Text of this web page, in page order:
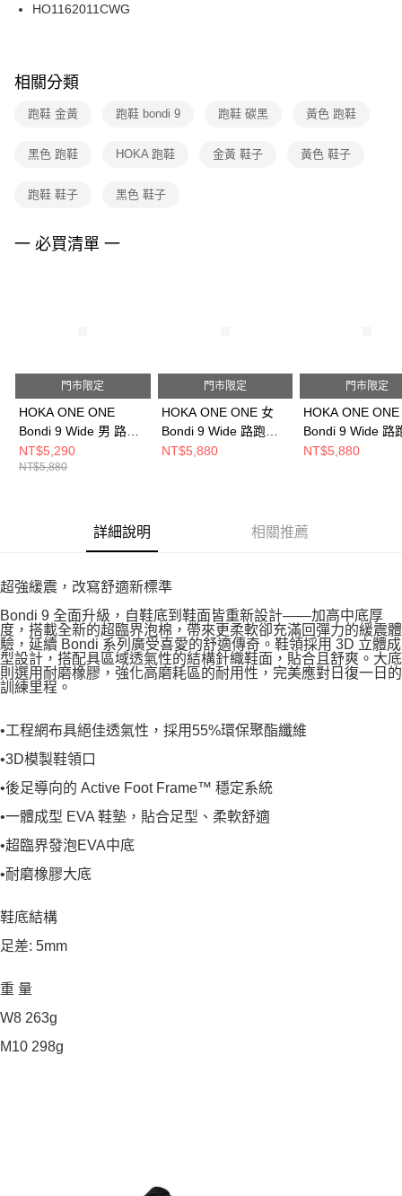
HO1162011CWG
相關分類
跑鞋 金黃 跑鞋 bondi 9 跑鞋 碳黑 黃色 跑鞋
黑色 跑鞋 HOKA 跑鞋 金黃 鞋子 黃色 鞋子
跑鞋 鞋子 黑色 鞋子
一 必買清單 一
門市限定
HOKA ONE ONE
Bondi 9 Wide 男 路跑
鞋 泥灰/霓黃
HO1162013GYZ
NT$5,290
NT$5,880
門市限定
HOKA ONE ONE 女
Bondi 9 Wide 路跑鞋
黑 HO1162014BBLC
NT$5,880
門市限定
HOKA ONE
Bondi 9 Wide 路
黑
NT$5,880
詳細說明 相關推薦
超強緩震，改寫舒適新標準
Bondi 9 全面升級，自鞋底到鞋面皆重新設計——加高中底厚
度，搭載全新的超臨界泡棉，帶來更柔軟卻充滿回彈力的緩震體
驗，延續 Bondi 系列廣受喜愛的舒適傳奇。鞋領採用 3D 立體成
型設計，搭配具區域透氣性的結構針織鞋面，貼合且舒爽。大底
則選用耐磨橡膠，強化高磨耗區的耐用性，完美應對日復一日的
訓練里程。
•工程網布具絕佳透氣性，採用55%環保聚酯纖維
•3D模製鞋領口
•後足導向的 Active Foot Frame™ 穩定系統
•一體成型 EVA 鞋墊，貼合足型、柔軟舒適
•超臨界發泡EVA中底
•耐磨橡膠大底
鞋底結構
足差: 5mm
重 量
W8 263g
M10 298g